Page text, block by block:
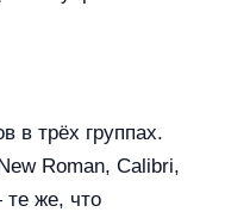
в трёх группах.
Roman, Calibri,
же, что